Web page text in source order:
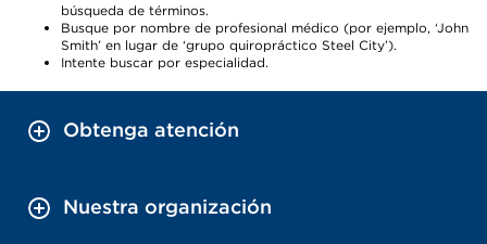
búsqueda de términos.
Busque por nombre de profesional médico (por ejemplo, ‘John
Smith’ en lugar de ‘grupo quiropráctico Steel City’).
Intente buscar por especialidad.
Obtenga atención
Nuestra organización